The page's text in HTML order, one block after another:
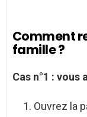
Comment
famille ?
Cas n°1 : vous
Ouvrez la